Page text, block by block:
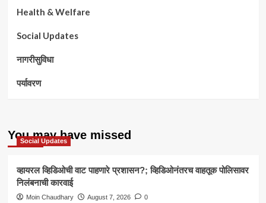
Health & Welfare
Social Updates
नागरीसुविधा
पर्यावरण
You may have missed
Social Updates
व्हायरल व्हिडिओची वाट पाहणारे प्रशासन?; व्हिडिओनंतरच वाहतूक पोलिसावर
निलंबनाची कारवाई
Moin Chaudhary August 7, 2026 0